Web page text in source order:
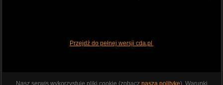
Przejdź do pełnej wersji cda.pl
Nasz serwis wykorzystuje pliki cookie (zobacz naszą politykę). Warunki